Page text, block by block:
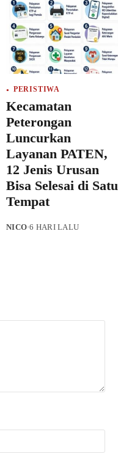
PERISTIWA
Kecamatan
Peterongan
Luncurkan
Layanan PATEN,
12 Jenis Urusan
Bisa Selesai di Satu
Tempat
NICO·6 HARI LALU